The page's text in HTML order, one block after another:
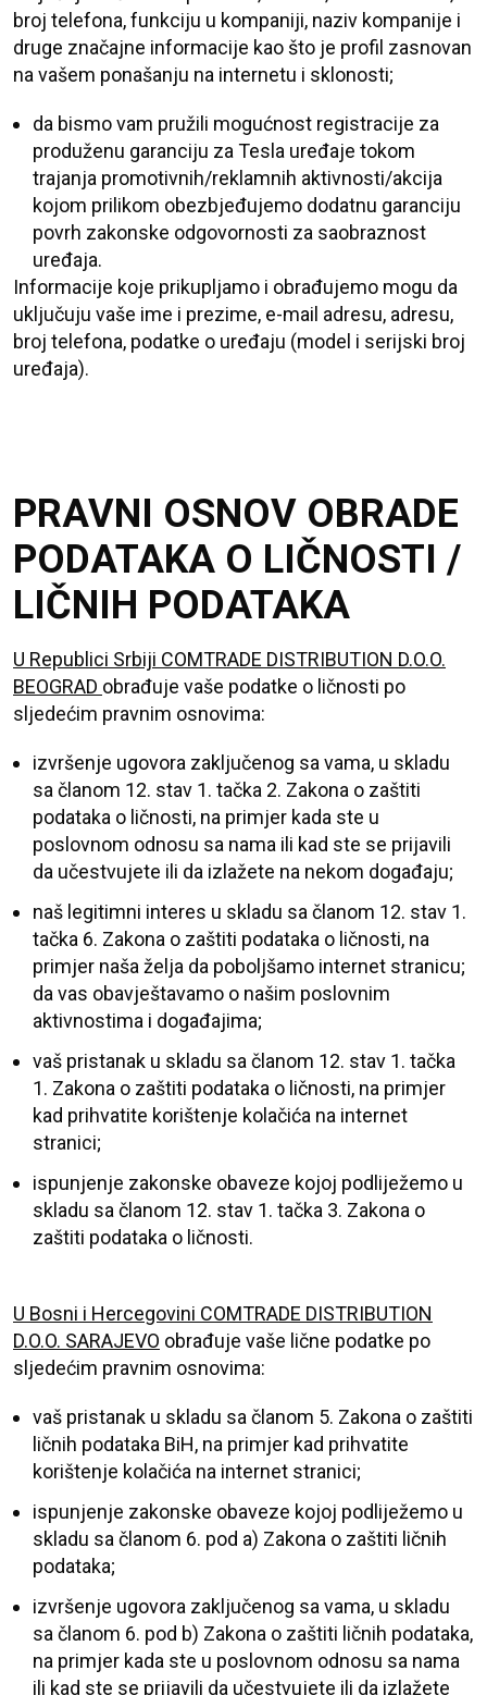
broj telefona, funkciju u kompaniji, naziv kompanije i
druge značajne informacije kao što je profil zasnovan
na vašem ponašanju na internetu i sklonosti;
da bismo vam pružili mogućnost registracije za
produženu garanciju za Tesla uređaje tokom
trajanja promotivnih/reklamnih aktivnosti/akcija
kojom prilikom obezbjeđujemo dodatnu garanciju
povrh zakonske odgovornosti za saobraznost
uređaja.
Informacije koje prikupljamo i obrađujemo mogu da
uključuju vaše ime i prezime, e-mail adresu, adresu,
broj telefona, podatke o uređaju (model i serijski broj
uređaja).
PRAVNI OSNOV OBRADE
PODATAKA O LIČNOSTI /
LIČNIH PODATAKA
U Republici Srbiji COMTRADE DISTRIBUTION D.O.O.
BEOGRAD obrađuje vaše podatke o ličnosti po
sljedećim pravnim osnovima:
izvršenje ugovora zaključenog sa vama, u skladu
sa članom 12. stav 1. tačka 2. Zakona o zaštiti
podataka o ličnosti, na primjer kada ste u
poslovnom odnosu sa nama ili kad ste se prijavili
da učestvujete ili da izlažete na nekom događaju;
naš legitimni interes u skladu sa članom 12. stav 1.
tačka 6. Zakona o zaštiti podataka o ličnosti, na
primjer naša želja da poboljšamo internet stranicu;
da vas obavještavamo o našim poslovnim
aktivnostima i događajima;
vaš pristanak u skladu sa članom 12. stav 1. tačka
1. Zakona o zaštiti podataka o ličnosti, na primjer
kad prihvatite korištenje kolačića na internet
stranici;
ispunjenje zakonske obaveze kojoj podliježemo u
skladu sa članom 12. stav 1. tačka 3. Zakona o
zaštiti podataka o ličnosti.
U Bosni i Hercegovini COMTRADE DISTRIBUTION
D.O.O. SARAJEVO obrađuje vaše lične podatke po
sljedećim pravnim osnovima:
vaš pristanak u skladu sa članom 5. Zakona o zaštiti
ličnih podataka BiH, na primjer kad prihvatite
korištenje kolačića na internet stranici;
ispunjenje zakonske obaveze kojoj podliježemo u
skladu sa članom 6. pod a) Zakona o zaštiti ličnih
podataka;
izvršenje ugovora zaključenog sa vama, u skladu
sa članom 6. pod b) Zakona o zaštiti ličnih podataka,
na primjer kada ste u poslovnom odnosu sa nama
ili kad ste se prijavili da učestvujete ili da izlažete